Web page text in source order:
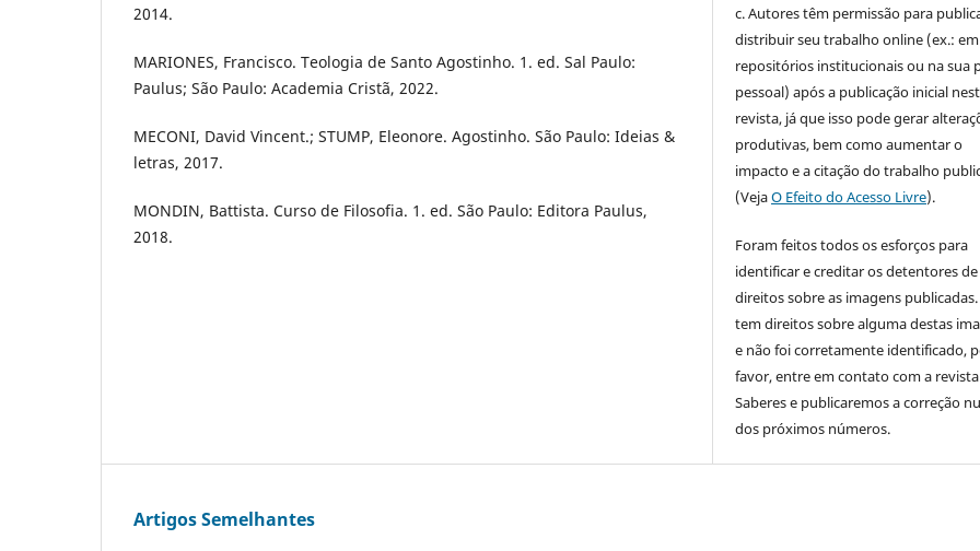
2014.
MARIONES, Francisco. Teologia de Santo Agostinho. 1. ed. Sal Paulo:
Paulus; São Paulo: Academia Cristã, 2022.
MECONI, David Vincent.; STUMP, Eleonore. Agostinho. São Paulo: Ideias &
letras, 2017.
MONDIN, Battista. Curso de Filosofia. 1. ed. São Paulo: Editora Paulus,
2018.
c. Autores têm permissão para
distribuir seu trabalho online (ex.: em
repositórios institucionais ou na sua
pessoal) após a publicação inicial
revista, já que isso pode gerar
produtivas, bem como aumentar o
impacto e a citação do trabalho
(VejaO Efeito do Acesso Livre).
Foram feitos todos os esforços para
identificar e creditar os detentores de
direitos sobre as imagens publicadas.
tem direitos sobre alguma destas
e não foi corretamente identificado,
favor, entre em contato com a revista
Saberes e publicaremos a correção
dos próximos números.
Artigos Semelhantes